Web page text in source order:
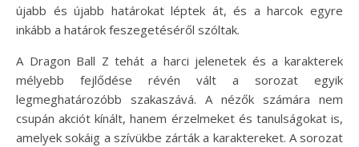
újabb és újabb határokat léptek át, és a harcok egyre
inkább a határok feszegetéséről szóltak.
A Dragon Ball Z tehát a harci jelenetek és a karakterek
mélyebb fejlődése révén vált a sorozat egyik
legmeghatározóbb szakaszává. A nézők számára nem
csupán akciót kínált, hanem érzelmeket és tanulságokat is,
amelyek sokáig a szívükbe zárták a karaktereket. A sorozat